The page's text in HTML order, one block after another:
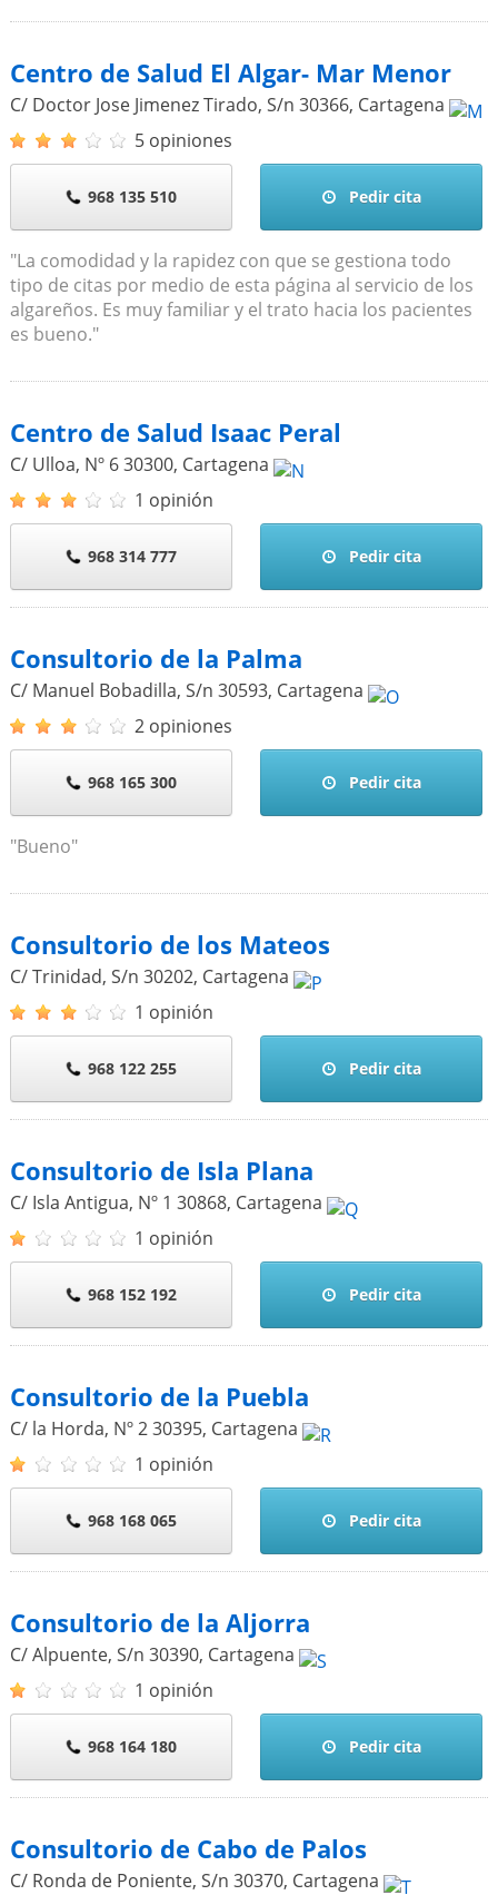
Centro de Salud El Algar- Mar Menor
C/ Doctor Jose Jimenez Tirado, S/n 30366, Cartagena
5 opiniones
968 135 510 Pedir cita
"La comodidad y la rapidez con que se gestiona todo
tipo de citas por medio de esta página al servicio de los
algareños. Es muy familiar y el trato hacia los pacientes
es bueno."
Centro de Salud Isaac Peral
C/ Ulloa, Nº 630300, Cartagena
1 opinión
968 314 777 Pedir cita
Consultorio de la Palma
C/ Manuel Bobadilla, S/n 30593, Cartagena
2 opiniones
968 165 300 Pedir cita
"Bueno"
Consultorio de los Mateos
C/ Trinidad, S/n 30202, Cartagena
1 opinión
968 122 255 Pedir cita
Consultorio de Isla Plana
C/ Isla Antigua, Nº 1 30868, Cartagena
1 opinión
968 152 192 Pedir cita
Consultorio de la Puebla
C/ la Horda, Nº 230395, Cartagena
1 opinión
968 168 065 Pedir cita
Consultorio de la Aljorra
C/ Alpuente, S/n 30390, Cartagena
1 opinión
968 164 180 Pedir cita
Consultorio de Cabo de Palos
C/ Ronda de Poniente, S/n 30370, Cartagena